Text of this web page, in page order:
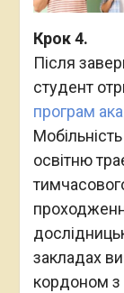
Крок 4.
Після
студент
програм
освітню
закладах
кордоном